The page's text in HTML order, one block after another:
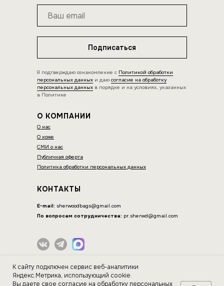
КОНТАКТЫ
E-mail: sherwoodbags@gmail.com
По вопросам сотрудничества: pr.sherwd@gmail.com
Подписаться
Я подтверждаю ознакомление с Политикой обработки
персональных данных и даю согласие на обработку
персональных данных в порядке и на условиях, указанных
в Политике
О КОМПАНИИ
О нас
О коже
СМИ о нас
Публичная оферта
Политика обработки персональных данных
ИНН 564604077044
К сайту подключен сервис веб-аналитики
Яндекс.Метрика, использующий cookie.
Вы даете свое согласие на обработку персональных